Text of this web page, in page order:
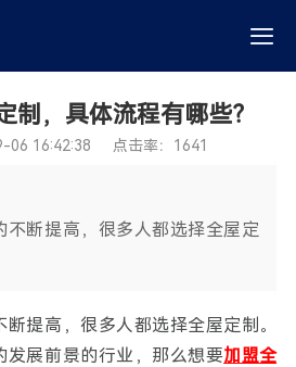
制，具体流程有哪些？
06 16:42:38 点击率：1641
不断提高，很多人都选择全屋定
提高，很多人都选择全屋定制。
发展前景的行业，那么想要加盟全